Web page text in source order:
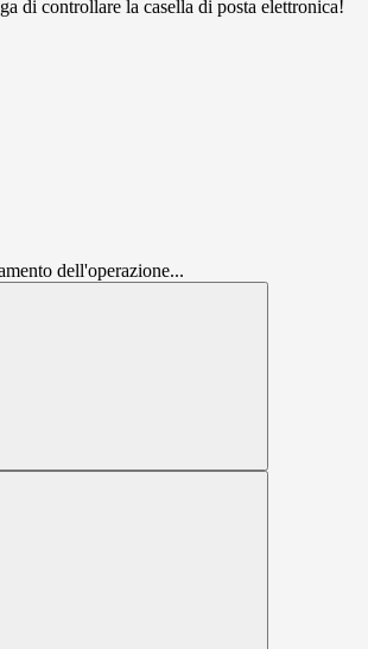
di controllare la casella di posta elettronica!
dell'operazione...